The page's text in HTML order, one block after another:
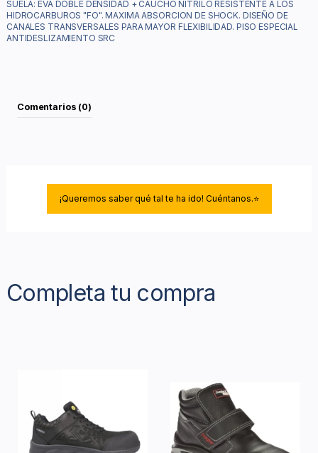
SUELA: EVA DOBLE DENSIDAD + CAUCHO NITRILO RESISTENTE A LOS
HIDROCARBUROS "FO". MAXIMA ABSORCION DE SHOCK. DISEÑO DE
CANALES TRANSVERSALES PARA MAYOR FLEXIBILIDAD. PISO ESPECIAL
ANTIDESLIZAMIENTO SRC
Comentarios (0)
¡Queremos saber qué tal te ha ido! Cuéntanos.⭐
Completa tu compra